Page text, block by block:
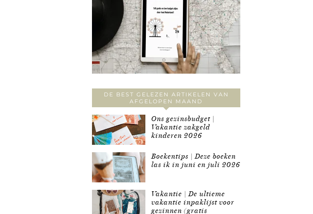
DE BEST GELEZEN ARTIKELEN VAN
AFGELOPEN MAAND
Ons gezinsbudget |
Vakantie zakgeld
kinderen 2026
Boekentips | Deze boeken
las ik in juni en juli 2026
Vakantie | De ultieme
vakantie inpaklijst voor
gezinnen (gratis